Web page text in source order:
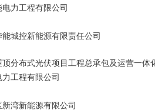
力工程有限公司
城控新能源有限责任公司
分布式光伏项目工程总承包及运营一体
工程有限公司
湾新能源有限公司